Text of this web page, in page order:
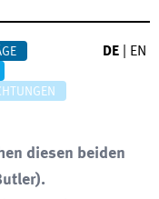
DE EN
diesen beiden